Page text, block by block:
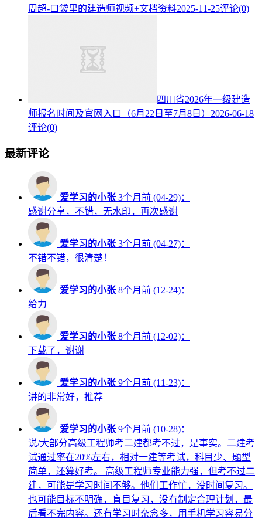
周超-口袋里的建造师视频+文档资料2025-11-25评论(0)
四川省2026年一级建造
师报名时间及官网入口（6月22日至7月8日） 2026-06-18
评论(0)
最新评论
爱学习的小张 3个月前 (04-29)：
感谢分享，不错，无水印，再次感谢
爱学习的小张 3个月前 (04-27)：
不错不错，很清楚！
爱学习的小张 8个月前 (12-24)：
给力
爱学习的小张 8个月前 (12-02)：
下载了，谢谢
爱学习的小张 9个月前 (11-23)：
讲的非常好，推荐
爱学习的小张 9个月前 (10-28)：
说/大部分高级工程师考二建都考不过，是事实。二建考
试通过率在20%左右，相对一建等考试，科目少、题型
简单，还算好考。 高级工程师专业能力强，但考不过二
建，可能是学习时间不够。他们工作忙，没时间复习。
也可能目标不明确，盲目复习，没有制定合理计划，最
后看不完内容。还有学习时杂念多，用手机学习容易分